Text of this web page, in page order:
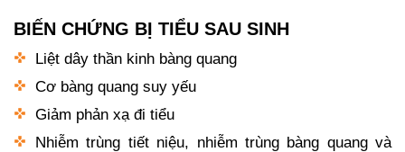
BIẾN CHỨNG BỊ TIỂU SAU SINH
Liệt dây thần kinh bàng quang
Cơ bàng quang suy yếu
Giảm phản xạ đi tiểu
Nhiễm trùng tiết niệu, nhiễm trùng bàng quang và